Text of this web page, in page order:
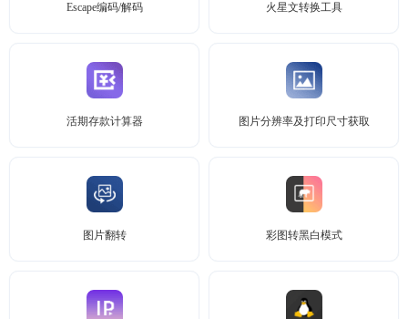
Escape编码/解码 火星文转换工具
活期存款计算器 图片分辨率及打印尺寸获取
图片翻转 彩图转黑白模式